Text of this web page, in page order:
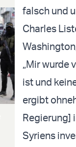
falsch und
Charles
„Mir wurde
ist und
ergibt
Regierung]
Syriens